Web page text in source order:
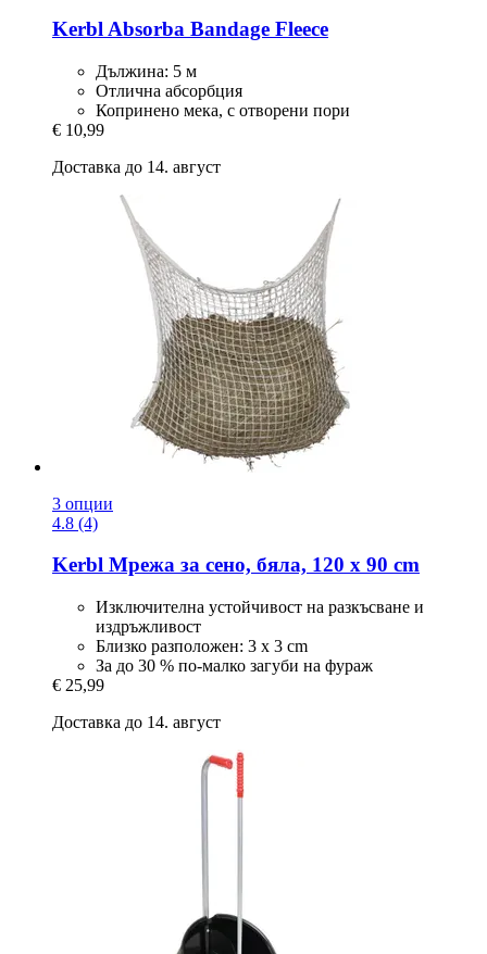
Kerbl Absorba Bandage Fleece
Дължина: 5 м
Отлична абсорбция
Копринено мека, с отворени пори
€ 10,99
Доставка до 14. август
3 опции
4.8 (4)
Kerbl Мрежа за сено, бяла, 120 x 90 cm
Изключителна устойчивост на разкъсване и
издръжливост
Близко разположен: 3 x 3 cm
За до 30 % по-малко загуби на фураж
€ 25,99
Доставка до 14. август